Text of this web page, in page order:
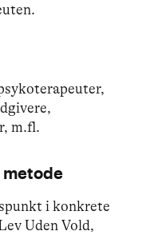
m.fl.
metode
i konkrete
Uden Vold,